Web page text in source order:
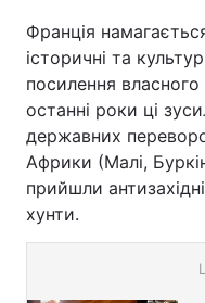
Франція
історичні та
посилення власного
останні роки ці
державних
Африки (Малі,
прийшли
хунти.